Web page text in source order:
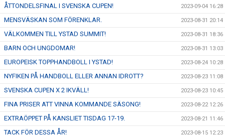
ÅTTONDELSFINAL I SVENSKA CUPEN! 2023-09-04 16:28
MENSVÄSKAN SOM FÖRENKLAR. 2023-08-31 20:14
VÄLKOMMEN TILL YSTAD SUMMIT! 2023-08-31 18:36
BARN OCH UNGDOMAR! 2023-08-31 13:03
EUROPEISK TOPPHANDBOLL I YSTAD! 2023-08-24 10:28
NYFIKEN PÅ HANDBOLL ELLER ANNAN IDROTT? 2023-08-23 11:08
SVENSKA CUPEN X 2 IKVÄLL! 2023-08-23 10:45
FINA PRISER ATT VINNA KOMMANDE SÄSONG! 2023-08-22 12:26
EXTRAÖPPET PÅ KANSLIET TISDAG 17-19. 2023-08-21 11:46
TACK FÖR DESSA ÅR! 2023-08-15 12:23